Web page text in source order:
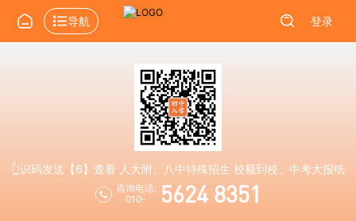
导航 登录
👆识码发送【6】查看 人大附、八中特殊招生 校额到校、中考大报纸
咨询电话:
010-
5624 8351